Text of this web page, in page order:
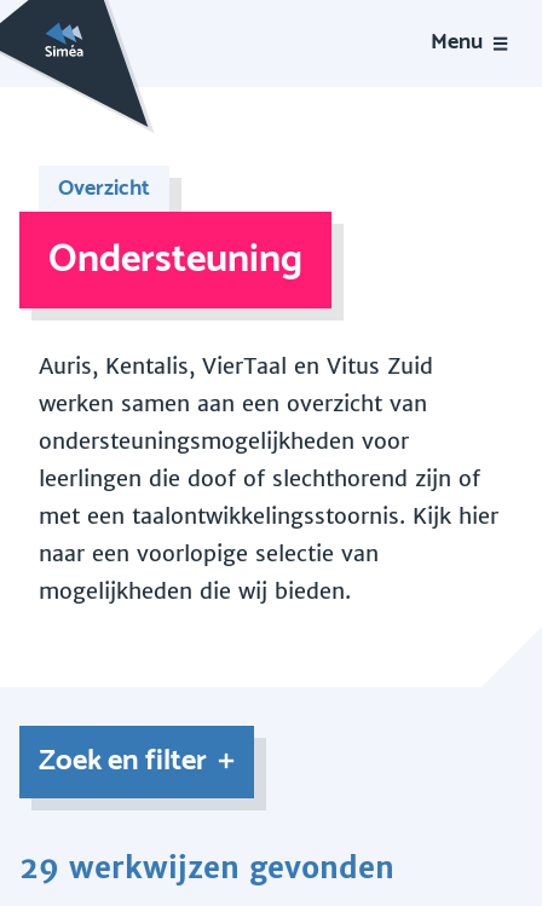
Menu
Overzicht
Ondersteuning
Auris, Kentalis, VierTaal en Vitus Zuid
werken samen aan een overzicht van
ondersteuningsmogelijkheden voor
leerlingen die doof of slechthorend zijn of
met een taalontwikkelingsstoornis. Kijk hier
naar een voorlopige selectie van
mogelijkheden die wij bieden.
Zoek en filter
29 werkwijzen gevonden